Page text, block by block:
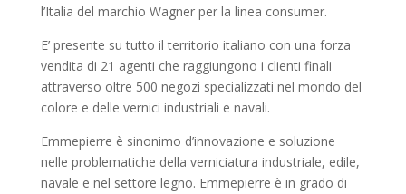
l’Italia del marchio Wagner per la linea consumer.
E’ presente su tutto il territorio italiano con una forza
vendita di 21 agenti che raggiungono i clienti finali
attraverso oltre 500 negozi specializzati nel mondo del
colore e delle vernici industriali e navali.
Emmepierre è sinonimo d’innovazione e soluzione
nelle problematiche della verniciatura industriale, edile,
navale e nel settore legno. Emmepierre è in grado di